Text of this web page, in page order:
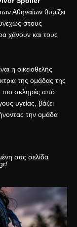
Αθηναίων θυμίζει
στους
χάνουν και τους
η οικειοθελής
της ομάδας της
πιο σκληρές από
υγείας, βάζει
την ομάδα
σας σελίδα